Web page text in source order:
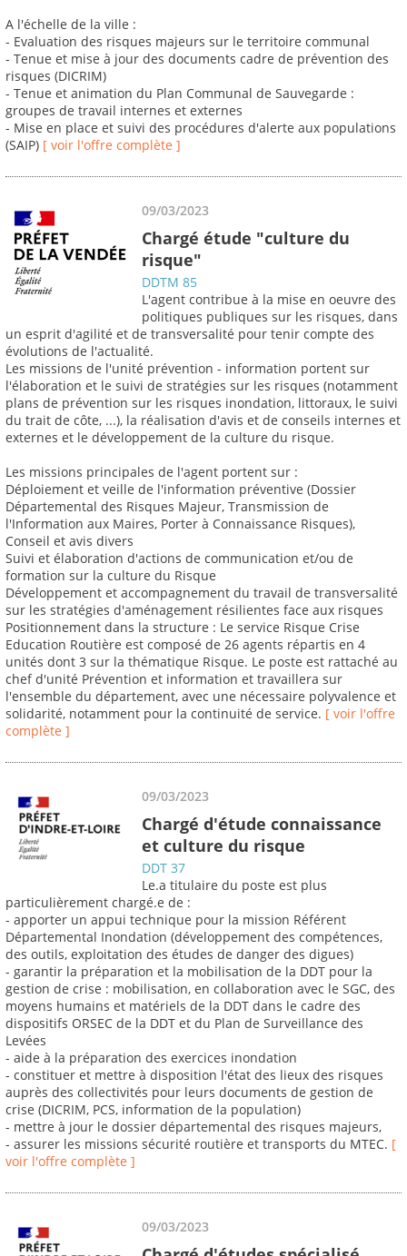
A l'échelle de la ville :
- Evaluation des risques majeurs sur le territoire communal
- Tenue et mise à jour des documents cadre de prévention des
risques (DICRIM)
- Tenue et animation du Plan Communal de Sauvegarde :
groupes de travail internes et externes
- Mise en place et suivi des procédures d'alerte aux populations
(SAIP) [ voir l'offre complète ]
09/03/2023
Chargé étude "culture du
risque"
DDTM 85
L'agent contribue à la mise en oeuvre des
politiques publiques sur les risques, dans
un esprit d'agilité et de transversalité pour tenir compte des
évolutions de l'actualité.
Les missions de l'unité prévention - information portent sur
l'élaboration et le suivi de stratégies sur les risques (notamment
plans de prévention sur les risques inondation, littoraux, le suivi
du trait de côte, ...), la réalisation d'avis et de conseils internes et
externes et le développement de la culture du risque.
Les missions principales de l'agent portent sur :
Déploiement et veille de l'information préventive (Dossier
Départemental des Risques Majeur, Transmission de
l'Information aux Maires, Porter à Connaissance Risques),
Conseil et avis divers
Suivi et élaboration d'actions de communication et/ou de
formation sur la culture du Risque
Développement et accompagnement du travail de transversalité
sur les stratégies d'aménagement résilientes face aux risques
Positionnement dans la structure : Le service Risque Crise
Education Routière est composé de 26 agents répartis en 4
unités dont 3 sur la thématique Risque. Le poste est rattaché au
chef d'unité Prévention et information et travaillera sur
l'ensemble du département, avec une nécessaire polyvalence et
solidarité, notamment pour la continuité de service. [ voir l'offre
complète ]
09/03/2023
Chargé d'étude connaissance
et culture du risque
DDT 37
Le.a titulaire du poste est plus
particulièrement chargé.e de :
- apporter un appui technique pour la mission Référent
Départemental Inondation (développement des compétences,
des outils, exploitation des études de danger des digues)
- garantir la préparation et la mobilisation de la DDT pour la
gestion de crise : mobilisation, en collaboration avec le SGC, des
moyens humains et matériels de la DDT dans le cadre des
dispositifs ORSEC de la DDT et du Plan de Surveillance des
Levées
- aide à la préparation des exercices inondation
- constituer et mettre à disposition l'état des lieux des risques
auprès des collectivités pour leurs documents de gestion de
crise (DICRIM, PCS, information de la population)
- mettre à jour le dossier départemental des risques majeurs,
- assurer les missions sécurité routière et transports du MTEC. [
voir l'offre complète ]
09/03/2023